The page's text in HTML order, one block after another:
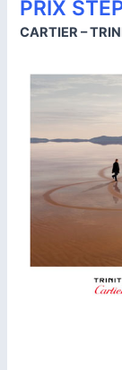
PRIX
CARTIER –